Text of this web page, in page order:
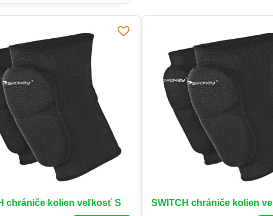
chrániče kolien veľkosť S SWITCH chrániče kolien